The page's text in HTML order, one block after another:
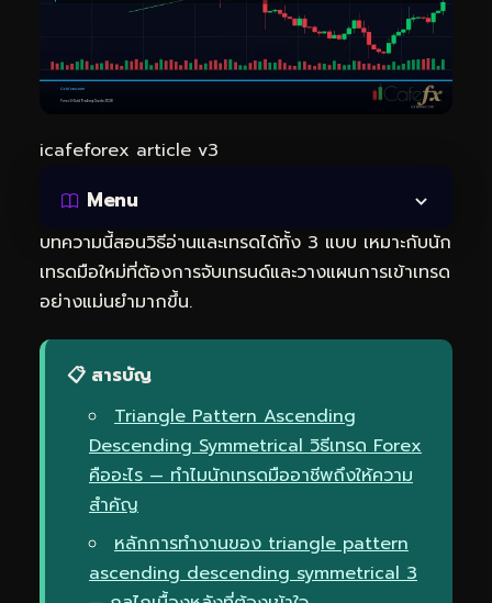
icafeforex article v3
Menu
บทความนี้สอนวิธีอ่านและเทรดได้ทั้ง 3 แบบ เหมาะกับนัก
เทรดมือใหม่ที่ต้องการจับเทรนด์และวางแผนการเข้าเทรด
อย่างแม่นยำมากขึ้น.
📋 สารบัญ
Triangle Pattern Ascending
Descending Symmetrical วิธีเทรด Forex
คืออะไร — ทำไมนักเทรดมืออาชีพถึงให้ความ
สำคัญ
หลักการทำงานของ triangle pattern
ascending descending symmetrical 3